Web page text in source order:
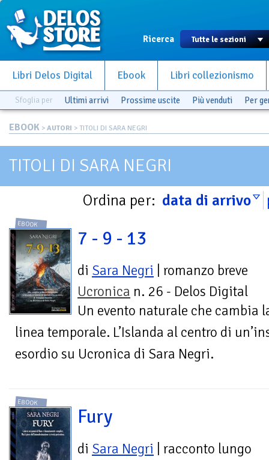
Ricerca
Libri Delos Digital Ebook Libri collezionismo
Sfoglia per Ultimi arrivi Prossime uscite Più venduti Per
EBOOK > AUTORI > TITOLI DI SARA NEGRI
TITOLI DI SARA NEGRI
Ordina per: data di arrivo
EBOOK
7 - 9 - 13
di Sara Negri | romanzo breve
Ucronica n. 26 - Delos Digital
Un evento naturale che cambia
linea temporale. L’Islanda al centro di
esordio su Ucronica di Sara Negri.
EBOOK
Fury
di Sara Negri | racconto lungo